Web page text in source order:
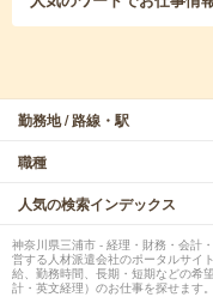
勤務地 / 路線・駅
職種
人気の検索インデックス
神奈川県三浦市 - 経理・財務・会計
営する人材派遣会社のポータルサイ
給、勤務時間、長期・短期などの希
計・英文経理）のお仕事を探せます。